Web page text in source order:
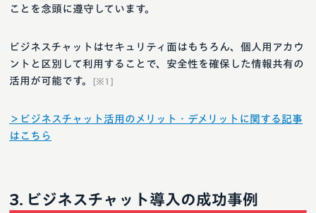
ことを念頭に遵守しています。
ビジネスチャットはセキュリティ面はもちろん、個人用アカウ
ントと区別して利用することで、安全性を確保した情報共有の
活用が可能です。
[※1]
＞ビジネスチャット活用のメリット・デメリットに関する記事
はこちら
ビジネスチャット導入の成功事例